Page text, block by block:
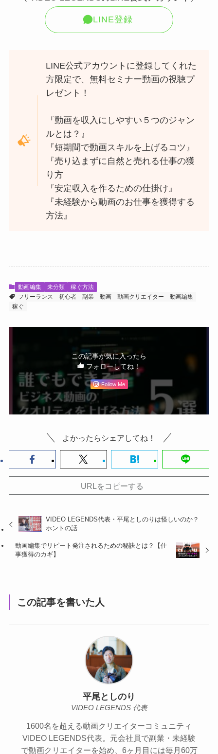
LINE登録
LINE公式アカウントに登録してくれた
方限定で、無料セミナー動画の視聴プ
レゼント！
『動画を収入にしやすい５つのジャン
ルとは？』
『短期間で動画スキルを上げるコツ』
『売り込まずに自然と売れる仕事の獲
り方
『安定収入を作るための仕掛け』
『未経験から動画のお仕事を獲得する
方法』
動画編集 未分類
稼ぐ方法
フリーランス
初心者 副業 動画 動画クリエイター
動画編集
稼ぐ
この記事が気に入ったら
フォローしてね！
Follow Me
よかったらシェアしてね！
URLをコピーする
VIDEO LEGENDS代表・平尾としのりは怪しいのか？
ホントの話
動画編集でリピート発注されるための秘訣とは？【仕
事獲得のカギ】
この記事を書いた人
平尾としのり
VIDEO LEGENDS 代表
1600名を超える動画クリエイターコミュニティ
VIDEO LEGENDS代表。元会社員で副業・未経験
で動画クリエイターを始め、6ヶ月目には毎月60万